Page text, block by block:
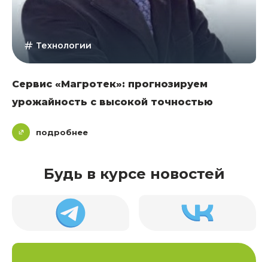
Технологии
Сервис «Магротек»: прогнозируем
урожайность с высокой точностью
подробнее
Будь в курсе новостей